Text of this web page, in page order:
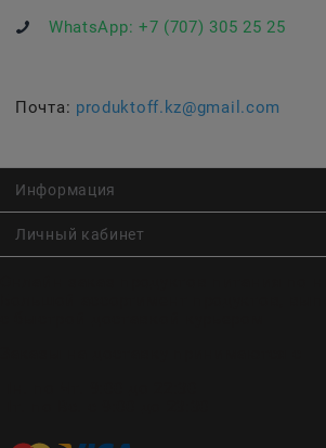
WhatsApp: +7 (707) 305 25 25
Почта: produktoff.kz@gmail.com
Информация
Личный кабинет